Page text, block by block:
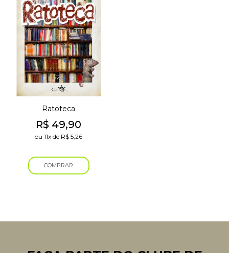
Ratoteca
R$ 49,90
ou 11x de R$ 5,26
COMPRAR